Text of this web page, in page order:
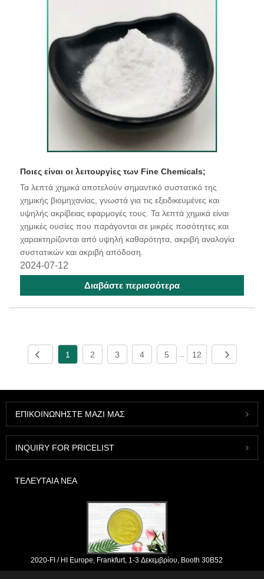
Ποιες είναι οι λειτουργίες των Fine Chemicals;
Τα λεπτά χημικά αποτελούν σημαντικό συστατικό της
χημικής βιομηχανίας, γνωστά για τις εξειδικευμένες και
υψηλής ακρίβειας εφαρμογές τους. Τα λεπτά χημικά είναι
χημικές ουσίες που παράγονται σε μικρές ποσότητες και
χαρακτηρίζονται από υψηλή καθαρότητα, ακριβή αναλογία
συστατικών και ακριβή απόδοση.
2024-07-12
Διαβάστε περισσότερα
1 2 3 4 5 ... 12
ΕΠΙΚΟΙΝΩΝΉΣΤΕ ΜΑΖΊ ΜΑΣ
INQUIRY FOR PRICELIST
ΤΕΛΕΥΤΑΊΑ ΝΈΑ
2020-FI / HI Europe, Frankfurt, 1-3 Δεκεμβρίου, Booth 30B52